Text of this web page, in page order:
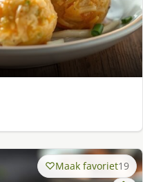
Maak favoriet19